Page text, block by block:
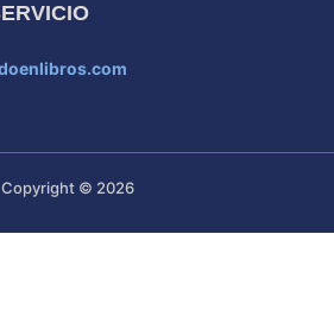
Copyright © 2026